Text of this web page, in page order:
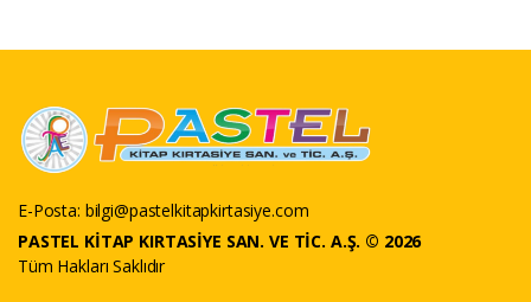
E-Posta: bilgi@pastelkitapkirtasiye.com
PASTEL KİTAP KIRTASİYE SAN. VE TİC. A.Ş. © 2026
Tüm Hakları Saklıdır